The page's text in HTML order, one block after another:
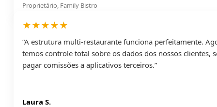
Proprietário, Family Bistro
★★★★★
“A estrutura multi-restaurante funciona perfeitamente.
temos controle total sobre os dados dos nossos clientes,
pagar comissões a aplicativos terceiros.”
Laura S.